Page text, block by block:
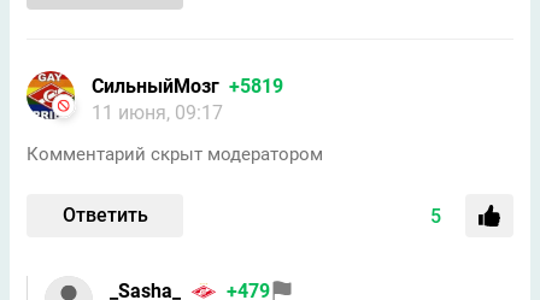
СильныйМозг +5819
11 июня, 09:17
Комментарий скрыт модератором
Ответить 5
_Sasha_ +479